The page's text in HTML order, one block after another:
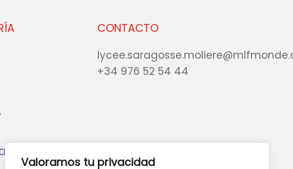
Valoramos tu privacidad
CONTACTO
+34 976 52 54 44
web?